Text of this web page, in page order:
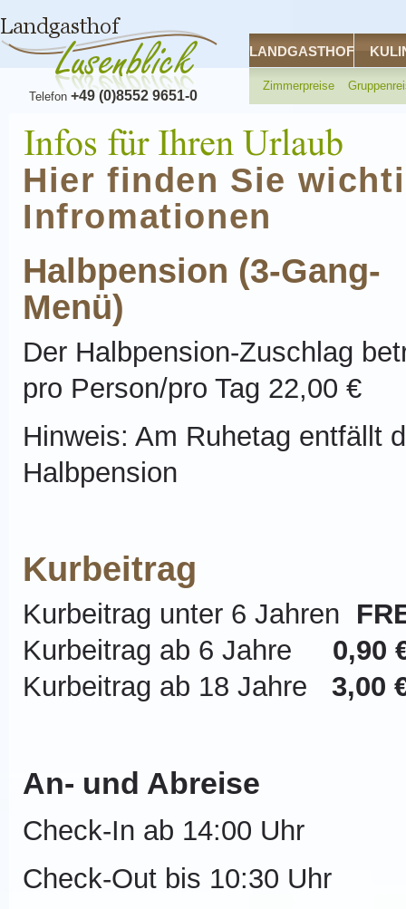
Hier finden Sie
Infromationen
Halbpension (3-Gang-
Menü)
Der Halbpension-Zuschlag
pro Person/pro Tag 22,00 €
Hinweis: Am Ruhetag entfällt
Halbpension
Kurbeitrag
Kurbeitrag unter 6 Jahren
Kurbeitrag ab 6 Jahre 0,90
Kurbeitrag ab 18 Jahre 3,00
An- und Abreise
Check-In ab 14:00 Uhr
Check-Out bis 10:30 Uhr
Telefon +49 (0)8552 9651-0
LANDGASTHOF
Zimmerpreise